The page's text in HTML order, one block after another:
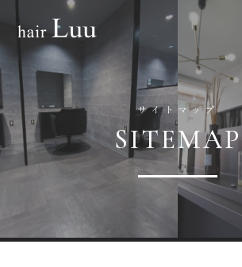
サイトマップ
SITEMAP